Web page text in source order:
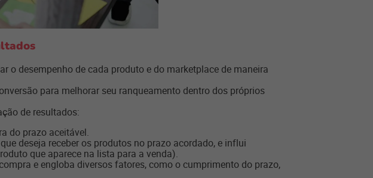
o desempenho de cada produto e do marketplace de maneira
para melhorar seu ranqueamento dentro dos próprios
de resultados:
do prazo aceitável.
deseja receber os produtos no prazo acordado, e influi
que aparece na lista para a venda).
e engloba diversos fatores, como o cumprimento do prazo,